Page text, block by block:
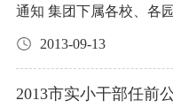
要求见说明书，请各投标人详细了解
未盖学校公章无效。 投标人单位（盖章）： 投标人（签
团2017年每月食堂食品投标表 类别：冷冻类 品
检查鉴定予以支持，双
所进行鉴定，鉴定结果
相应的经济和法律责任。 八、其他说明 1、投标人对食品
烟。校长是学校禁烟第
施。要在校门口显眼处
芬 第八届教职工代表大会特邀代表名单 退协：吴锦熙 中共
3年12月23日
楚工作情况。 （五）所有出境活动，不管是普通教职工，
还是助理及以上干部，
基础上，向学校行政办
市实小本部(含幼儿园)和
同等级的奖励。希望所
珍惜荣誉，戒骄戒躁，
绩。 苏州市实验小学校 2013年9月10日 2012-2013年度苏州
通知 集团下属各校、各园： 为进一步加强师资队伍建设，
2013年上半年以来，在
1位教师为苏州市实验小学
2013-09-13
2013市实小干部任前